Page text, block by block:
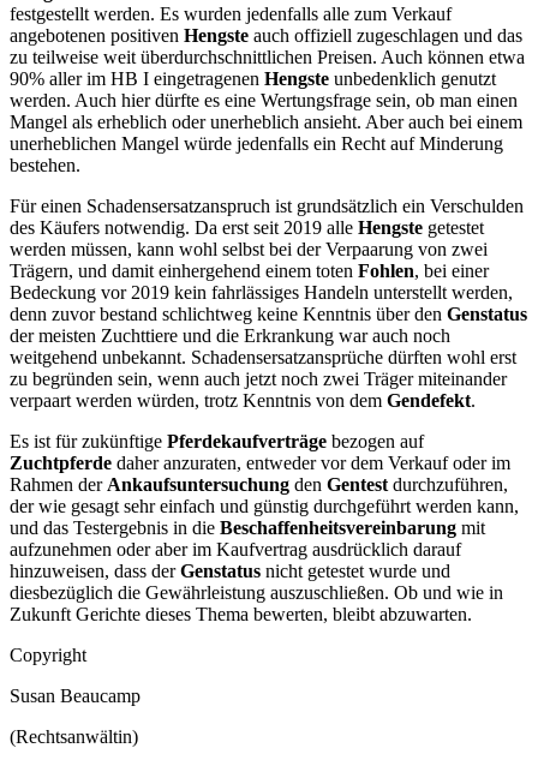
festgestellt werden. Es wurden jedenfalls alle zum Verkauf
angebotenen positiven Hengste auch offiziell zugeschlagen und das
zu teilweise weit überdurchschnittlichen Preisen. Auch können etwa
90% aller im HB I eingetragenen Hengste unbedenklich genutzt
werden. Auch hier dürfte es eine Wertungsfrage sein, ob man einen
Mangel als erheblich oder unerheblich ansieht. Aber auch bei einem
unerheblichen Mangel würde jedenfalls ein Recht auf Minderung
bestehen.
Für einen Schadensersatzanspruch ist grundsätzlich ein Verschulden
des Käufers notwendig. Da erst seit 2019 alle Hengste getestet
werden müssen, kann wohl selbst bei der Verpaarung von zwei
Trägern, und damit einhergehend einem toten Fohlen, bei einer
Bedeckung vor 2019 kein fahrlässiges Handeln unterstellt werden,
denn zuvor bestand schlichtweg keine Kenntnis über den Genstatus
der meisten Zuchttiere und die Erkrankung war auch noch
weitgehend unbekannt. Schadensersatzansprüche dürften wohl erst
zu begründen sein, wenn auch jetzt noch zwei Träger miteinander
verpaart werden würden, trotz Kenntnis von dem Gendefekt.
Es ist für zukünftige Pferdekaufverträge bezogen auf
Zuchtpferde daher anzuraten, entweder vor dem Verkauf oder im
Rahmen derAnkaufsuntersuchung den Gentestdurchzuführen,
der wie gesagt sehr einfach und günstig durchgeführt werden kann,
und das Testergebnis in die Beschaffenheitsvereinbarung mit
aufzunehmen oder aber im Kaufvertrag ausdrücklich darauf
hinzuweisen, dass derGenstatus nicht getestet wurde und
diesbezüglich die Gewährleistung auszuschließen. Ob und wie in
Zukunft Gerichte dieses Thema bewerten, bleibt abzuwarten.
Copyright
Susan Beaucamp
(Rechtsanwältin)